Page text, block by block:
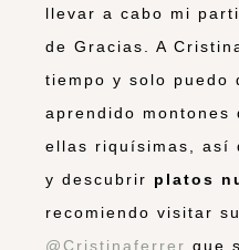
llevar a cabo mi
de Gracias. A
tiempo y solo puedo
aprendido montones
ellas riquísimas, así
y descubrir platos
recomiendo visitar
@Cristinaferrer que